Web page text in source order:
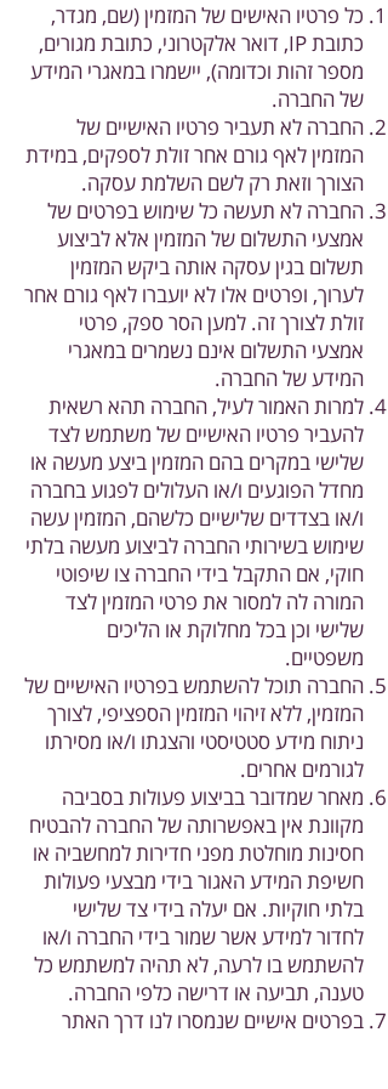
כל פרטיו האישים של המזמין (שם, מגדר,
כתובת IP, דואר אלקטרוני, כתובת מגורים,
מספר זהות וכדומה), יישמרו במאגרי המידע
של החברה.
החברה לא תעביר פרטיו האישיים של
המזמין לאף גורם אחר זולת לספקים, במידת
הצורך וזאת רק לשם השלמת עסקה.
החברה לא תעשה כל שימוש בפרטים של
אמצעי התשלום של המזמין אלא לביצוע
תשלום בגין עסקה אותה ביקש המזמין
לערוך, ופרטים אלו לא יועברו לאף גורם אחר
זולת לצורך זה. למען הסר ספק, פרטי
אמצעי התשלום אינם נשמרים במאגרי
המידע של החברה.
למרות האמור לעיל, החברה תהא רשאית
להעביר פרטיו האישיים של משתמש לצד
שלישי במקרים בהם המזמין ביצע מעשה או
מחדל הפוגעים ו/או העלולים לפגוע בחברה
ו/או בצדדים שלישיים כלשהם, המזמין עשה
שימוש בשירותי החברה לביצוע מעשה בלתי
חוקי, אם התקבל בידי החברה צו שיפוטי
המורה לה למסור את פרטי המזמין לצד
שלישי וכן בכל מחלוקת או הליכים
משפטיים.
החברה תוכל להשתמש בפרטיו האישיים של
המזמין, ללא זיהוי המזמין הספציפי, לצורך
ניתוח מידע סטטיסטי והצגתו ו/או מסירתו
לגורמים אחרים.
מאחר שמדובר בביצוע פעולות בסביבה
מקוונת אין באפשרותה של החברה להבטיח
חסינות מוחלטת מפני חדירות למחשביה או
חשיפת המידע האגור בידי מבצעי פעולות
בלתי חוקיות. אם יעלה בידי צד שלישי
לחדור למידע אשר שמור בידי החברה ו/או
להשתמש בו לרעה, לא תהיה למשתמש כל
טענה, תביעה או דרישה כלפי החברה.
בפרטים אישיים שנמסרו לנו דרך האתר